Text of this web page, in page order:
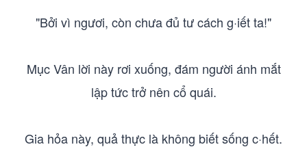
"Bởi vì ngươi, còn chưa đủ tư cách g·iết ta!"
Mục Vân lời này rơi xuống, đám người ánh mắt
lập tức trở nên cổ quái.
Gia hỏa này, quả thực là không biết sống c·hết.